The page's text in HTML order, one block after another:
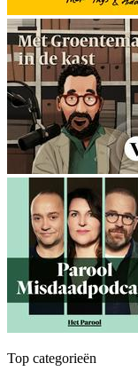
Top categorieën